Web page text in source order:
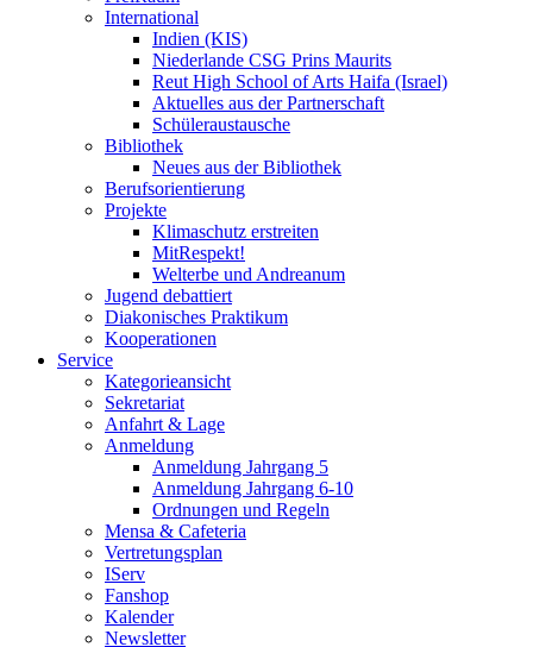
International
Indien (KIS)
Niederlande CSG Prins Maurits
Reut High School of Arts Haifa (Israel)
Aktuelles aus der Partnerschaft
Schüleraustausche
Bibliothek
Neues aus der Bibliothek
Berufsorientierung
Projekte
Klimaschutz erstreiten
MitRespekt!
Welterbe und Andreanum
Jugend debattiert
Diakonisches Praktikum
Kooperationen
Service
Kategorieansicht
Sekretariat
Anfahrt & Lage
Anmeldung
Anmeldung Jahrgang 5
Anmeldung Jahrgang 6-10
Ordnungen und Regeln
Mensa & Cafeteria
Vertretungsplan
IServ
Fanshop
Kalender
Newsletter